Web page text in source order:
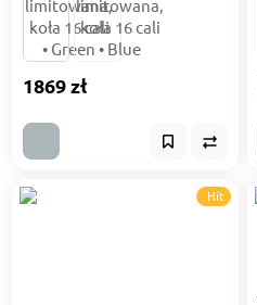
1869 zł
Hit